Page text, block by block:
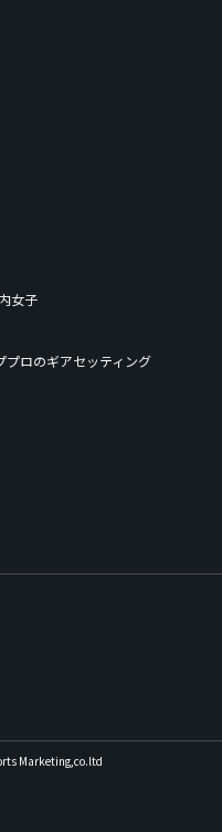
女子
プロのギアセッティング
Marketing,co.ltd